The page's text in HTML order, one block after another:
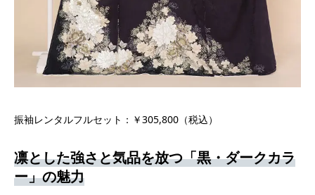
振袖レンタルフルセット：￥305,800（税込）
凛とした強さと気品を放つ「黒・ダークカラ
ー」の魅力